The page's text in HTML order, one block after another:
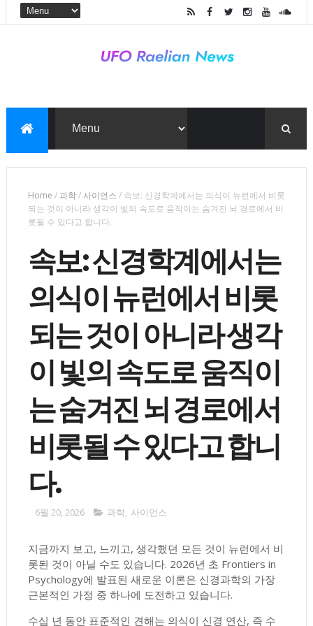
Home / 과학/ 사이언스 / 속보: 신경학계에서는 의식이 뉴런에서 비롯
되는 것이 아니라 생각이 빛의 속도로 움직이는 숨겨진 뇌 경로에서 비
롯될 수 있다고 합니다.
속보: 신경학계에서는
의식이 뉴런에서 비롯
되는 것이 아니라 생각
이 빛의 속도로 움직이
는 숨겨진 뇌 경로에서
비롯될 수 있다고 합니
다.
6월 20, 2026 과학, 사이언스
지금까지 보고, 느끼고, 생각했던 모든 것이 뉴런에서 비
롯된 것이 아닐 수도 있습니다. 2026년 초 Frontiers in
Psychology에 발표된 새로운 이론은 신경과학의 가장
근본적인 가정 중 하나에 도전하고 있습니다.
수십 년 동안 표준적인 견해는 의식이 신경 연산, 즉 수